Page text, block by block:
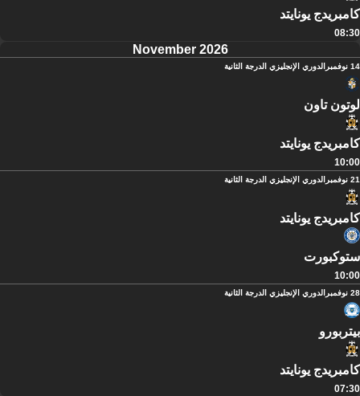
كامبريدج يونايتد
08:30
November 2026
14 نوفمبر الدوري الإنجليزي الدرجة الثانية
لوتون تاون
كامبريدج يونايتد
10:00
21 نوفمبر الدوري الإنجليزي الدرجة الثانية
كامبريدج يونايتد
ستوكبورت
10:00
28 نوفمبر الدوري الإنجليزي الدرجة الثانية
بيتربورو
كامبريدج يونايتد
07:30